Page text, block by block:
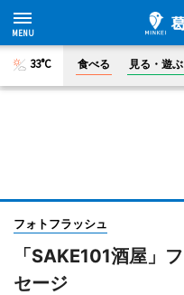
33°C 食べる 見る・遊ぶ
フォトフラッシュ
「SAKE101酒屋」
セージ